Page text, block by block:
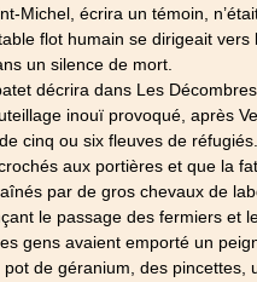
Michel, écrira un témoin,
flot humain se dirigeait vers
un silence de mort.
décrira dans Les
inouï provoqué, après
cinq ou six fleuves de
aux portières et que la
par de gros chevaux de
le passage des fermiers et
gens avaient emporté un
de géranium, des pincettes,